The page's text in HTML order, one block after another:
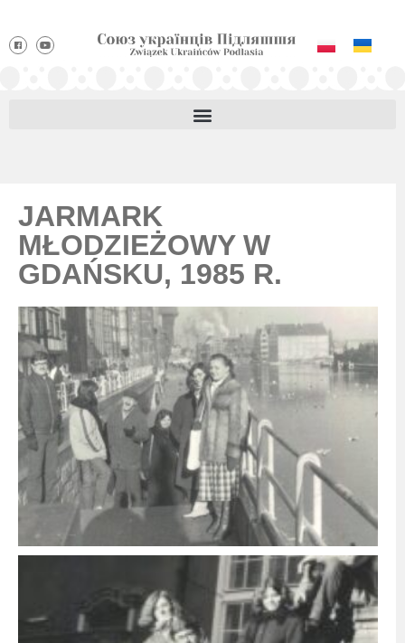
JARMARK
MŁODZIEŻOWY W
GDAŃSKU, 1985 R.